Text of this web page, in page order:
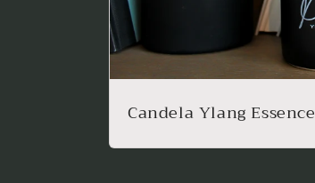
Candela Ylang Essence